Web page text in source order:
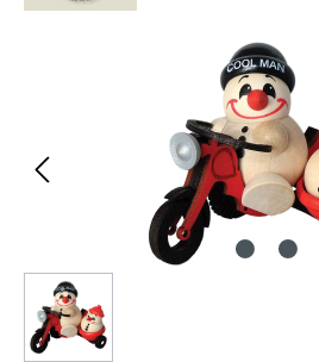
Bildergalerie überspringen